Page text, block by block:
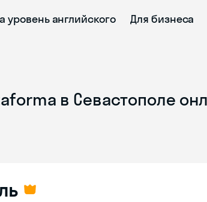
уровень английского Для бизнеса
в Севастополе